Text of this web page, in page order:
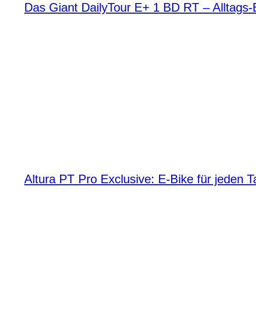
Das Giant DailyTour E+ 1 BD RT –
Altura PT Pro Exclusive: E-Bike für jeden